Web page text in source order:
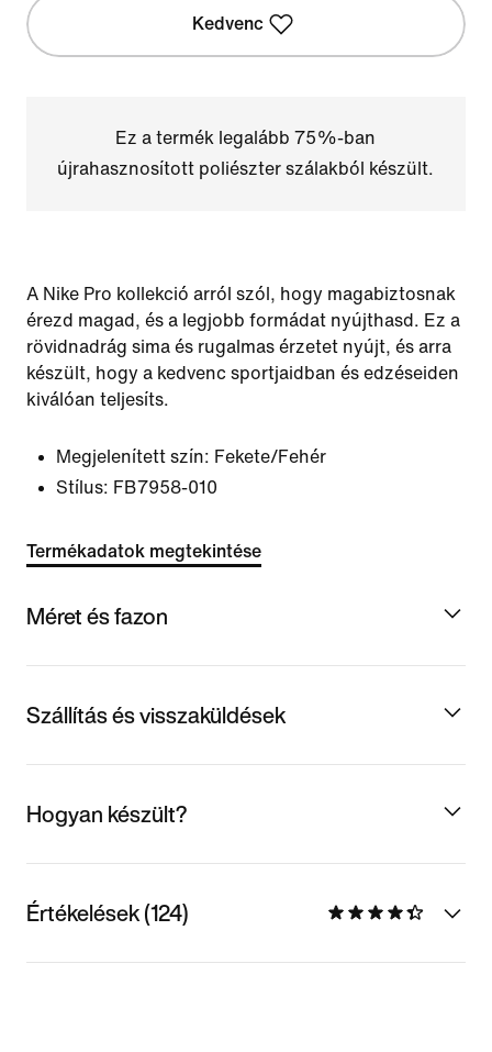
Kedvenc
Ez a termék legalább 75%-ban
újrahasznosított poliészter szálakból készült.
A Nike Pro kollekció arról szól, hogy magabiztosnak
érezd magad, és a legjobb formádat nyújthasd. Ez a
rövidnadrág sima és rugalmas érzetet nyújt, és arra
készült, hogy a kedvenc sportjaidban és edzéseiden
kiválóan teljesíts.
Megjelenített szín: Fekete/Fehér
Stílus: FB7958-010
Termékadatok megtekintése
Méret és fazon
Szállítás és visszaküldések
Hogyan készült?
Értékelések (124)